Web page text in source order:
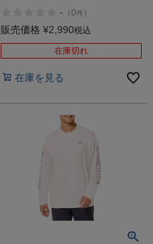
アウトレット セール
- （0件 ）
販売価格 ¥2,990税込
在庫切れ
在庫を見る